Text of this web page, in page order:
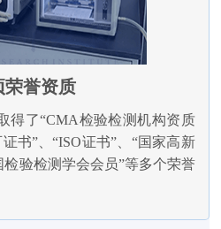
荣誉资质
得了“CMA检验检测机构资质
书”、“ISO证书”、“国家高新
验检测学会会员”等多个荣誉